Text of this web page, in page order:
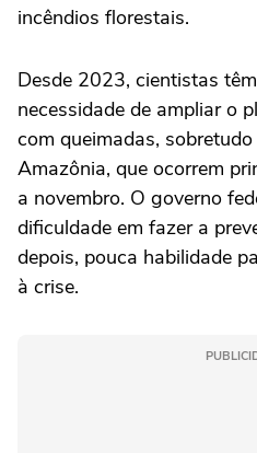
incêndios florestais.
Desde 2023, cientistas
necessidade de ampliar o
com queimadas,
Amazônia, que ocorrem
a novembro. O governo
dificuldade em fazer a
depois, pouca habilidade
à crise.